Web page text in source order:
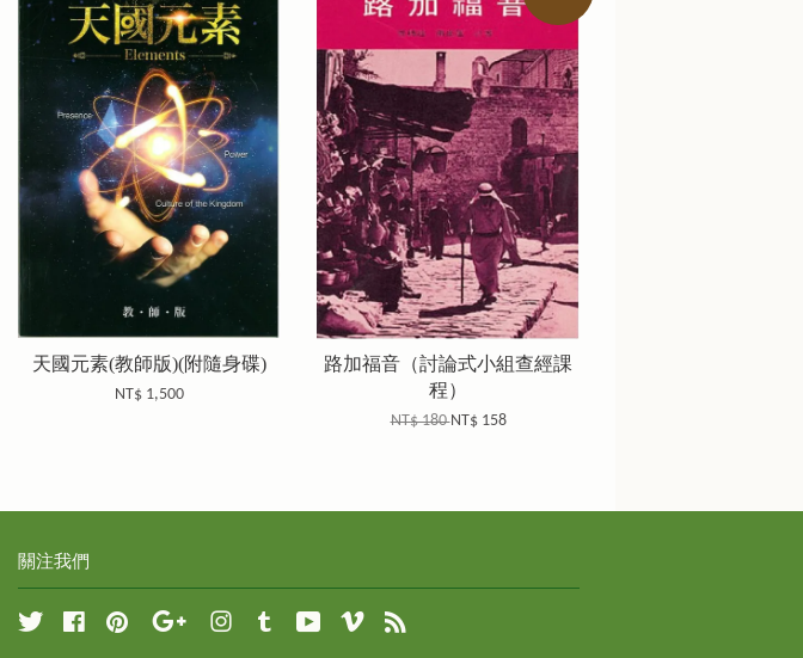
天國元素(教師版)(附隨身碟)
NT$ 1,500
路加福音（討論式小組查經課
程）
NT$ 180NT$ 158
關注我們
Twitter FacebookPinterest Google InstagramTumblr YouTubeVimeo